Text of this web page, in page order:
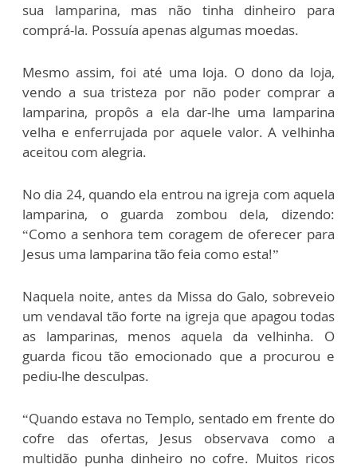
sua lamparina, mas não tinha dinheiro para
comprá-la. Possuía apenas algumas moedas.
Mesmo assim, foi até uma loja. O dono da loja,
vendo a sua tristeza por não poder comprar a
lamparina, propôs a ela dar-lhe uma lamparina
velha e enferrujada por aquele valor. A velhinha
aceitou com alegria.
No dia 24, quando ela entrou na igreja com aquela
lamparina, o guarda zombou dela, dizendo:
“Como a senhora tem coragem de oferecer para
Jesus uma lamparina tão feia como esta!”
Naquela noite, antes da Missa do Galo, sobreveio
um vendaval tão forte na igreja que apagou todas
as lamparinas, menos aquela da velhinha. O
guarda ficou tão emocionado que a procurou e
pediu-lhe desculpas.
“Quando estava no Templo, sentado em frente do
cofre das ofertas, Jesus observava como a
multidão punha dinheiro no cofre. Muitos ricos